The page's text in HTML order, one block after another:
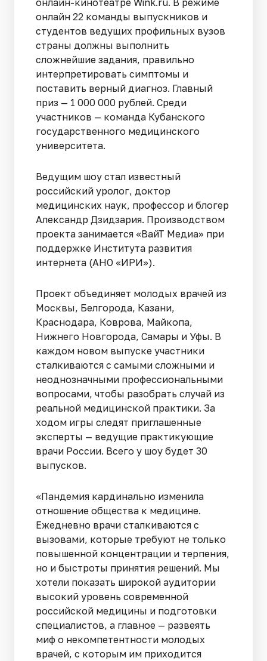
онлайн 22 команды выпускников и
студентов ведущих профильных вузов
страны должны выполнить
сложнейшие задания, правильно
интерпретировать симптомы и
поставить верный диагноз. Главный
приз — 1 000 000 рублей. Среди
участников — команда Кубанского
государственного медицинского
университета.
Ведущим шоу стал известный
российский уролог, доктор
медицинских наук, профессор и блогер
Александр Дзидзария. Производством
проекта занимается «ВайТ Медиа» при
поддержке Института развития
интернета (АНО «ИРИ»).
Проект объединяет молодых врачей из
Москвы, Белгорода, Казани,
Краснодара, Коврова, Майкопа,
Нижнего Новгорода, Самары и Уфы. В
каждом новом выпуске участники
сталкиваются с самыми сложными и
неоднозначными профессиональными
вопросами, чтобы разобрать случай из
реальной медицинской практики. За
ходом игры следят приглашенные
эксперты — ведущие практикующие
врачи России. Всего у шоу будет 30
выпусков.
«Пандемия кардинально изменила
отношение общества к медицине.
Ежедневно врачи сталкиваются с
вызовами, которые требуют не только
повышенной концентрации и терпения,
но и быстроты принятия решений. Мы
хотели показать широкой аудитории
высокий уровень современной
российской медицины и подготовки
специалистов, а главное — развеять
миф о некомпетентности молодых
врачей, с которым им приходится